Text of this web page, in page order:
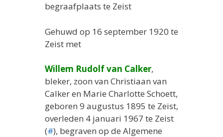
begraafplaats te Zeist
Gehuwd op 16 september 1920 te
Zeist met
Willem Rudolf van Calker,
bleker, zoon van Christiaan van
Calker en Marie Charlotte Schoett,
geboren 9 augustus 1895 te Zeist,
overleden 4 januari 1967 te Zeist
(#), begraven op de Algemene